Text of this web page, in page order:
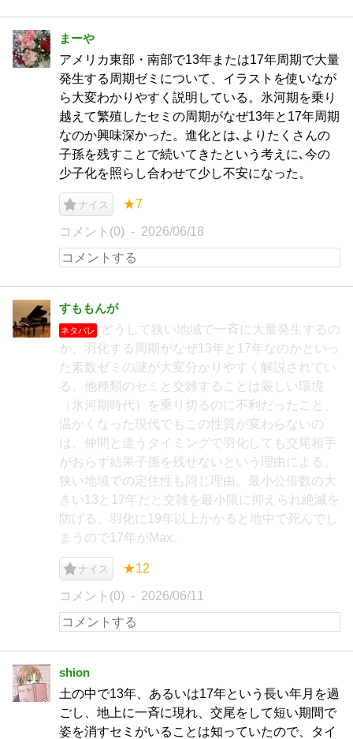
まーや
アメリカ東部・南部で13年または17年周期で大量
発生する周期ゼミについて、イラストを使いなが
ら大変わかりやすく説明している。氷河期を乗り
越えて繁殖したセミの周期がなぜ13年と17年周期
なのか興味深かった。進化とは､よりたくさんの
子孫を残すことで続いてきたという考えに､今の
少子化を照らし合わせて少し不安になった。
ナイス ★7
コメント(0) 2026/06/18
すももんが
ネタバレ
どうして狭い地域で一斉に大量発生するの
か、羽化する周期がなぜ13年と17年なのかといっ
た素数ゼミの謎が大変分かりやすく解説されてい
る。他種類のセミと交雑することは厳しい環境
（氷河期時代）を乗り切るのに不利だったこと、
温かくなった現代でもこの性質が変わらないの
は、仲間と違うタイミングで羽化しても交尾相手
がおらず結果子孫を残せないという理由による。
狭い地域での定住性も同じ理由。最小公倍数の大
きい13と17年だと交雑を最小限に抑えられ絶滅を
防げる。羽化に19年以上かかると地中で死んでし
まうので17年がMax。
ナイス ★12
コメント(0) 2026/06/11
shion
土の中で13年、あるいは17年という長い年月を過
ごし、地上に一斉に現れ、交尾をして短い期間で
姿を消すセミがいることは知っていたので、タイ